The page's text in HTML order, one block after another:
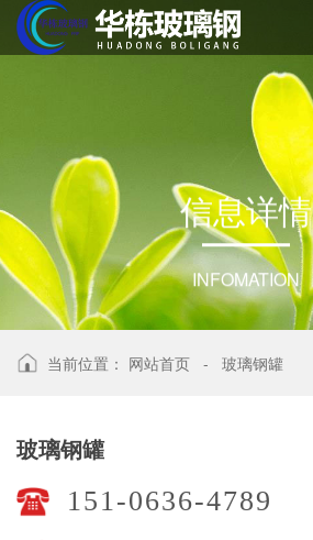
信息详情
INFOMATION
当前位置： 网站首页 - 玻璃钢罐
玻璃钢罐
151-0636-4789